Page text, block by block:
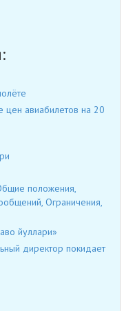
цен авиабилетов на 20
положения,
Ограничения,
йуллари»
директор покидает